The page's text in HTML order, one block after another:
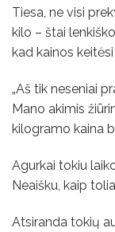
Tiesa, ne visi
kilo – štai
kad kainos
„Aš tik neseniai
Mano akimis
kilogramo kaina
Agurkai tokiu
Neaišku, kaip
Atsiranda tokių